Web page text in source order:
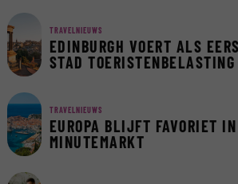
TRAVELNIEUWS
EDINBURGH VOERT ALS
STAD
TRAVELNIEUWS
EUROPA BLIJFT FAVORIET
MINUTEMARKT